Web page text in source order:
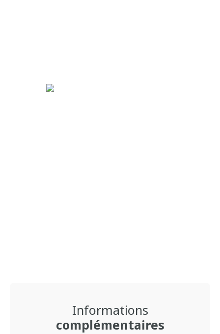
Informations
complémentaires